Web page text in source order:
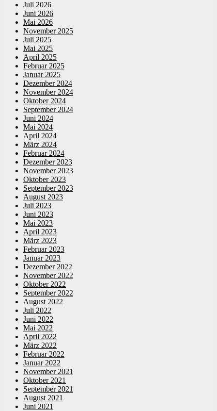
Juli 2026
Juni 2026
Mai 2026
November 2025
Juli 2025
Mai 2025
April 2025
Februar 2025
Januar 2025
Dezember 2024
November 2024
Oktober 2024
September 2024
Juni 2024
Mai 2024
April 2024
März 2024
Februar 2024
Dezember 2023
November 2023
Oktober 2023
September 2023
August 2023
Juli 2023
Juni 2023
Mai 2023
April 2023
März 2023
Februar 2023
Januar 2023
Dezember 2022
November 2022
Oktober 2022
September 2022
August 2022
Juli 2022
Juni 2022
Mai 2022
April 2022
März 2022
Februar 2022
Januar 2022
November 2021
Oktober 2021
September 2021
August 2021
Juni 2021